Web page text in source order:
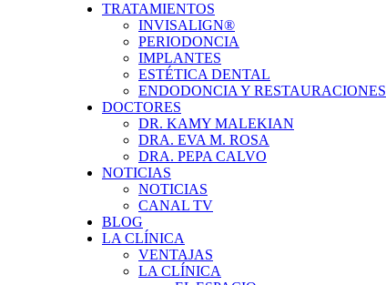
TRATAMIENTOS
INVISALIGN®
PERIODONCIA
IMPLANTES
ESTÉTICA DENTAL
ENDODONCIA Y RESTAURACIONES
DOCTORES
DR. KAMY MALEKIAN
DRA. EVA M. ROSA
DRA. PEPA CALVO
NOTICIAS
NOTICIAS
CANAL TV
BLOG
LA CLÍNICA
VENTAJAS
LA CLÍNICA